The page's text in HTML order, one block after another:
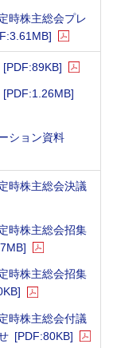
時株主総会プレ
[PDF:89KB]
[PDF:1.26MB]
ション資料
時株主総会決議
時株主総会招集
時株主総会招集
時株主総会付議
[PDF:80KB]